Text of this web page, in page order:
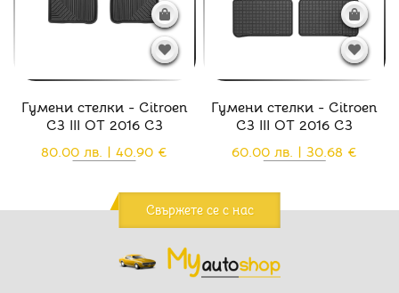
Гумени стелки - Citroen
C3 III ОТ 2016 C3
80.00 лв. | 40.90 €
Гумени стелки - Citroen
C3 III ОТ 2016 C3
60.00 лв. | 30.68 €
Свържете се с нас